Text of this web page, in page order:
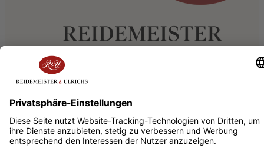
© 2022 Reidemeister & Ulrichs GmbH
Auswahl schließen